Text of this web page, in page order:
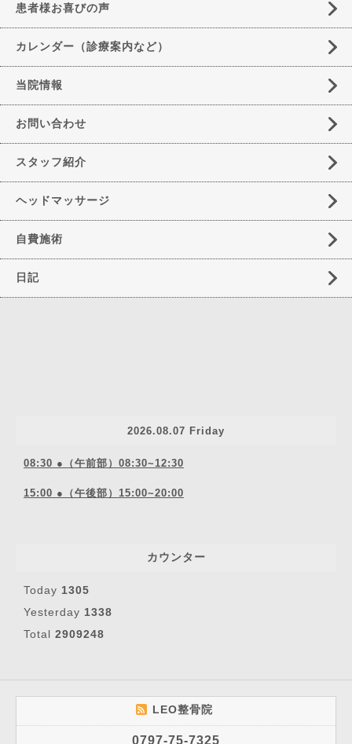
患者様お喜びの声
カレンダー（診療案内など）
当院情報
お問い合わせ
スタッフ紹介
ヘッドマッサージ
自費施術
日記
2026.08.07 Friday
08:30 ●（午前部）08:30~12:30
15:00 ●（午後部）15:00~20:00
カウンター
Today 1305
Yesterday 1338
Total 2909248
LEO整骨院
0797-75-7325